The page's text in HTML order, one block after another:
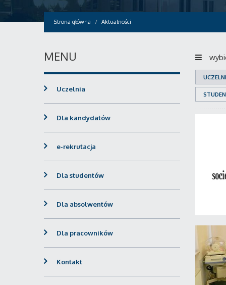
Strona główna Aktualności
MENU
Uczelnia
Dla kandydatów
e-rekrutacja
Dla studentów
Dla absolwentów
Dla pracowników
Kontakt